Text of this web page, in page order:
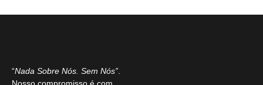
“Nada Sobre Nós. Sem Nós”